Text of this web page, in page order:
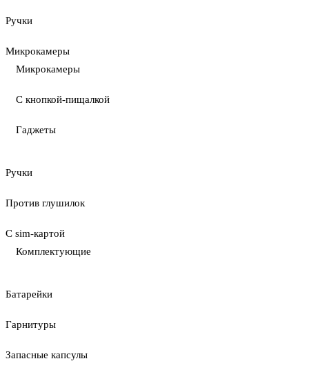
Ручки
Микрокамеры
Микрокамеры
С кнопкой-пищалкой
Гаджеты
Ручки
Против глушилок
С sim-картой
Комплектующие
Батарейки
Гарнитуры
Запасные капсулы